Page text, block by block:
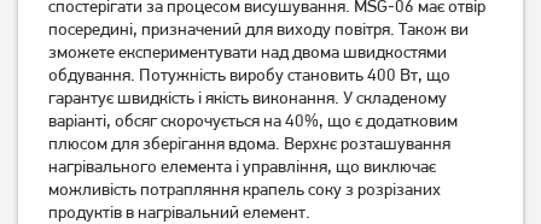
спостерігати за процесом висушування. MSG-06 має отвір
посередині, призначений для виходу повітря. Також ви
зможете експериментувати над двома швидкостями
обдування. Потужність виробу становить 400 Вт, що
гарантує швидкість і якість виконання. У складеному
варіанті, обсяг скорочується на 40%, що є додатковим
плюсом для зберігання вдома. Верхнє розташування
нагрівального елемента і управління, що виключає
можливість потрапляння крапель соку з розрізаних
продуктів в нагрівальний елемент.